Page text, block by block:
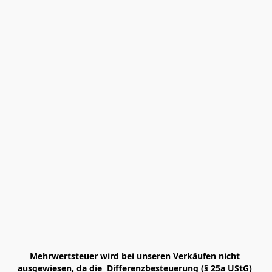
Mehrwertsteuer wird bei unseren Verkäufen nicht
ausgewiesen, da die  Differenzbesteuerung (§ 25a UStG)